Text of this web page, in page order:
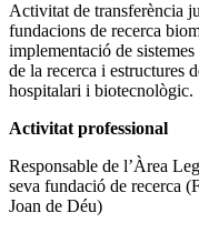
Activitat de transferència
fundacions de recerca
implementació de
de la recerca i estructures
hospitalari i biotecnològic.
Activitat professional
Responsable de l’Àrea
seva fundació de recerca
Joan de Déu)